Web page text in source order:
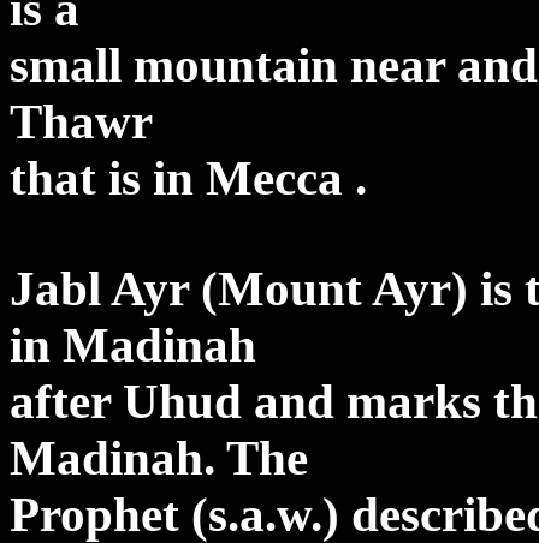
small mountain near
Thawr
that is in Mecca .
Jabl Ayr (Mount Ayr) is
in Madinah
after Uhud and marks
Madinah. The
Prophet (s.a.w.)